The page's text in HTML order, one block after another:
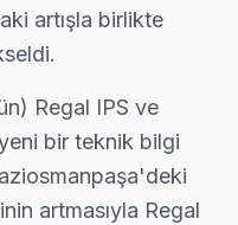
LED aydınlatma
kartı ve güç ünitesi
garantisi dahil
olmayan parçalar 2-5
Gaziosmanpaşa'da
artışla birlikte
Regal IPS ve
bir teknik bilgi
artmasıyla Regal